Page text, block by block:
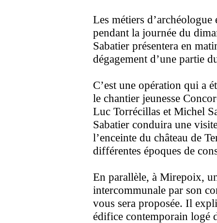
Les métiers d’archéologue
pendant la journée du
Sabatier présentera en
dégagement d’une partie
C’est une opération qui a
le chantier jeunesse
Luc Torrécillas et Michel
Sabatier conduira une
l’enceinte du château de
différentes époques de
En parallèle, à Mirepoix,
intercommunale par son
vous sera proposée. Il
édifice contemporain logé